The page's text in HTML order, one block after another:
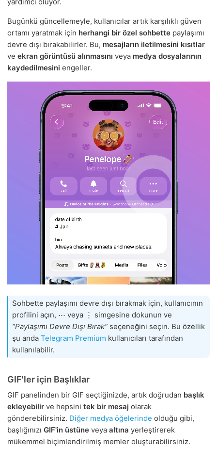
yardımcı oluyor.
Bugünkü güncellemeyle, kullanıcılar artık karşılıklı güven
ortamı yaratmak için herhangi bir özel sohbette paylaşımı
devre dışı bırakabilirler. Bu, mesajların iletilmesini kısıtlar
ve ekran görüntüsü alınmasını veya medya dosyalarının
kaydedilmesini engeller.
Sohbette paylaşımı devre dışı bırakmak için, kullanıcının
profilini açın, ⋯ veya ⋮ simgesine dokunun ve
“Paylaşımı Devre Dışı Bırak” seçeneğini seçin. Bu özellik
şu anda Telegram Premium kullanıcıları tarafından
kullanılabilir.
GIF'ler için Başlıklar
GIF panelinden bir GIF seçtiğinizde, artık doğrudan başlık
ekleyebilir ve hepsini tek bir mesaj olarak
gönderebilirsiniz. Diğer medya öğelerinde olduğu gibi,
başlığınızı GIF'in üstüne veya altına yerleştirerek
mükemmel biçimlendirilmiş memler oluşturabilirsiniz.